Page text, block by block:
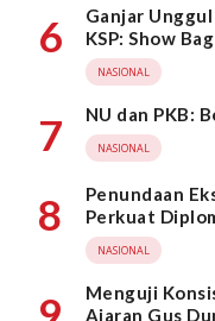
6
Ganjar
KSP: Show
NASIONAL
7 NU dan PKB:
NASIONAL
8
Penundaan
Perkuat
NASIONAL
Menguji
Ajaran Gus